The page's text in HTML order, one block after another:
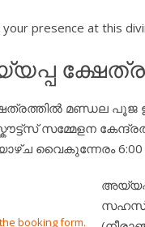
presence at this
മണ്ഡല പൂജ
സമ്മേളന
വൈകുന്നേരം
booking form.